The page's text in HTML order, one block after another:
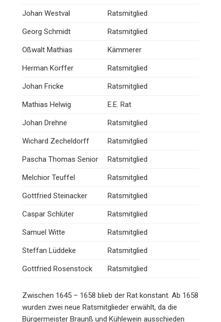
Johan Westval Ratsmitglied
Georg Schmidt Ratsmitglied
Oßwalt Mathias Kämmerer
Herman Körffer Ratsmitglied
Johan Fricke Ratsmitglied
Mathias Helwig E.E. Rat
Johan Drehne Ratsmitglied
Wichard Zecheldorff Ratsmitglied
Pascha Thomas Senior Ratsmitglied
Melchior Teuffel Ratsmitglied
Gottfried Steinacker Ratsmitglied
Caspar Schlüter Ratsmitglied
Samuel Witte Ratsmitglied
Steffan Lüddeke Ratsmitglied
Gottfried Rosenstock Ratsmitglied
Zwischen 1645 – 1658 blieb der Rat konstant. Ab 1658
wurden zwei neue Ratsmitglieder erwählt, da die
Bürgermeister Braunß und Kühlewein ausschieden